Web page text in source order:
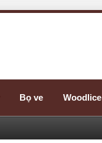
Bọ ve Woodlice